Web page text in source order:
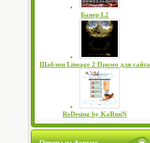
Банер L2
Шаблон Lineage 2 Промо для сайта
ReDesing by KaRmiN